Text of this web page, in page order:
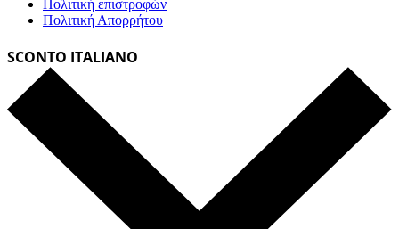
Πολιτική επιστροφών
Πολιτική Απορρήτου
SCONTO ITALIANO